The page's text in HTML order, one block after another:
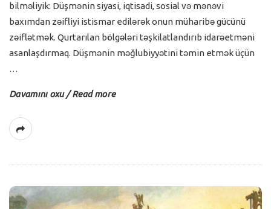
bilməliyik: Düşmənin siyasi, iqtisadi, sosial və mənəvi
baxımdan zəifliyi istismar edilərək onun müharibə gücünü
zəiflətmək. Qurtarılan bölgələri təşkilatlandırıb idarəetməni
asanlaşdırmaq. Düşmənin məğlubiyyətini təmin etmək üçün
…
Davamını oxu / Read more